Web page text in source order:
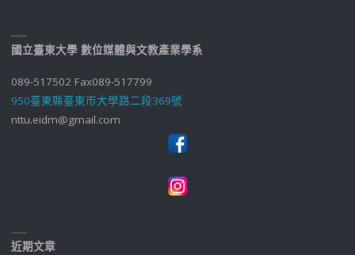
國立臺東大學 數位媒體與文教產業學系
089-517502 Fax089-517799
950臺東縣臺東市大學路二段369號
nttu.eidm@gmail.com
近期文章